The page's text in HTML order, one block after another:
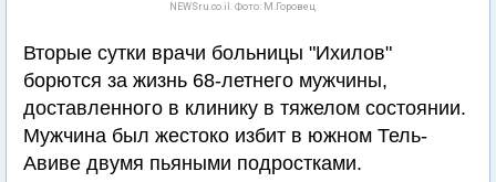
NEWSru.co.il. Фото: М.Горовец
Вторые сутки врачи больницы "Ихилов"
борются за жизнь 68-летнего мужчины,
доставленного в клинику в тяжелом состоянии.
Мужчина был жестоко избит в южном Тель-
Авиве двумя пьяными подростками.